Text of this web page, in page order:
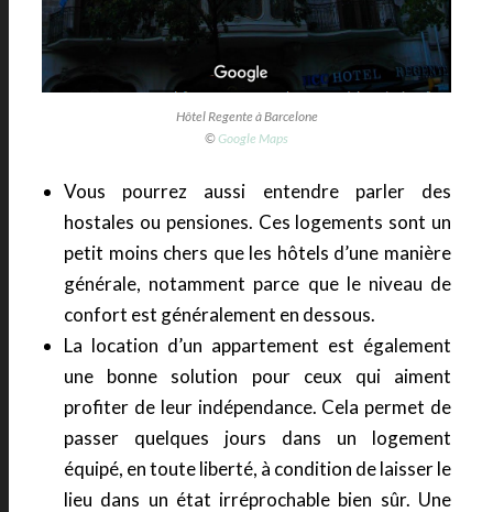
Hôtel Regente à Barcelone
©Google Maps
Vous pourrez aussi entendre parler des
hostales ou pensiones. Ces logements sont un
petit moins chers que les hôtels d’une manière
générale, notamment parce que le niveau de
confort est généralement en dessous.
La location d’un appartement est également
une bonne solution pour ceux qui aiment
profiter de leur indépendance. Cela permet de
passer quelques jours dans un logement
équipé, en toute liberté, à condition de laisser le
lieu dans un état irréprochable bien sûr. Une